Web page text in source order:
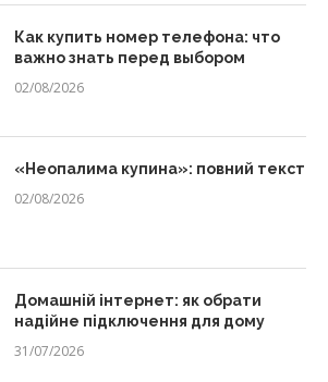
Как купить номер телефона: что
важно знать перед выбором
02/08/2026
«Неопалима купина»: повний текст
02/08/2026
Домашній інтернет: як обрати
надійне підключення для дому
31/07/2026